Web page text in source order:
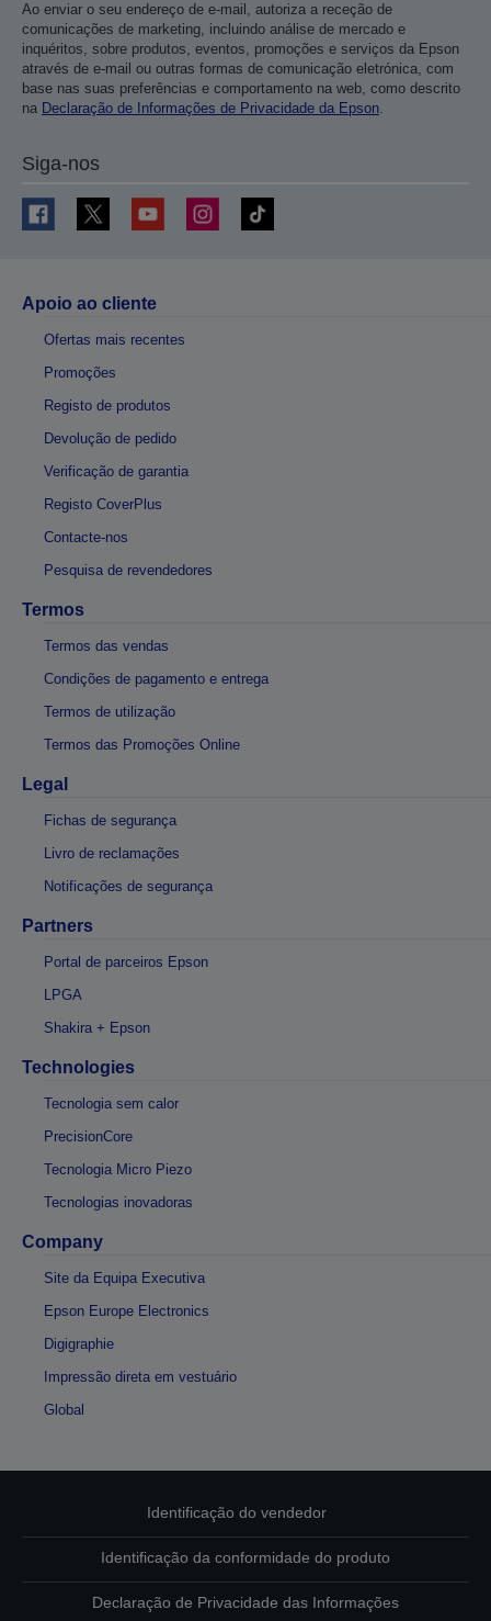
Ao enviar o seu endereço de e-mail, autoriza a receção de
comunicações de marketing, incluindo análise de mercado e
inquéritos, sobre produtos, eventos, promoções e serviços da Epson
através de e-mail ou outras formas de comunicação eletrónica, com
base nas suas preferências e comportamento na web, como descrito
na Declaração de Informações de Privacidade da Epson.
Siga-nos
Apoio ao cliente
Ofertas mais recentes
Promoções
Registo de produtos
Devolução de pedido
Verificação de garantia
Registo CoverPlus
Contacte-nos
Pesquisa de revendedores
Termos
Termos das vendas
Condições de pagamento e entrega
Termos de utilização
Termos das Promoções Online
Legal
Fichas de segurança
Livro de reclamações
Notificações de segurança
Partners
Portal de parceiros Epson
LPGA
Shakira + Epson
Technologies
Tecnologia sem calor
PrecisionCore
Tecnologia Micro Piezo
Tecnologias inovadoras
Company
Site da Equipa Executiva
Epson Europe Electronics
Digigraphie
Impressão direta em vestuário
Global
Identificação do vendedor
Identificação da conformidade do produto
Declaração de Privacidade das Informações